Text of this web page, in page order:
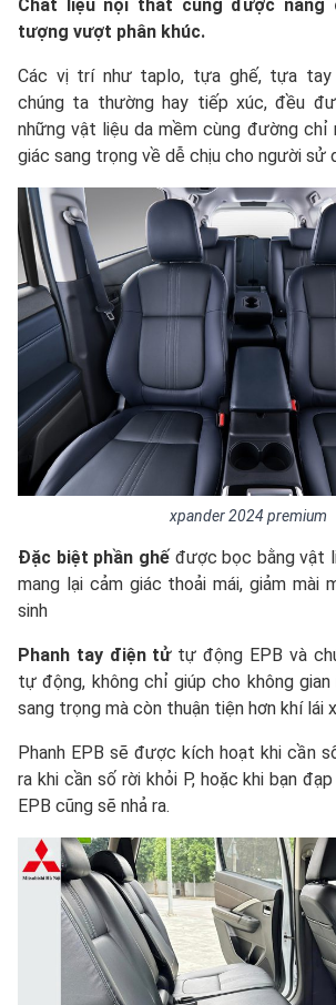
Chất liệu nội thất cũng được nâng
tượng vượt phân khúc.
Các vị trí như taplo, tựa ghế, tựa
chúng ta thường hay tiếp xúc, đều
những vật liệu da mềm cùng đường
giác sang trọng về dễ chịu cho người sử
xpander 2024 premium
Đặc biệt phần ghếđược bọc bằng vật
mang lại cảm giác thoải mái, giảm mài
sinh
Phanh tay điện tửtự động EPB và
tự động, không chỉ giúp cho không
sang trọng mà còn thuận tiện hơn khí lái
Phanh EPB sẽ được kích hoạt khi cần
ra khi cần số rời khỏi P, hoặc khi bạn
EPB cũng sẽ nhả ra.